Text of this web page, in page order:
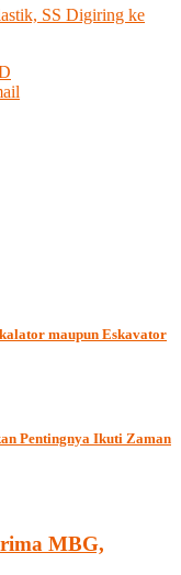
SS Digiring ke
maupun Eskavator
Pentingnya Ikuti Zaman
MBG,